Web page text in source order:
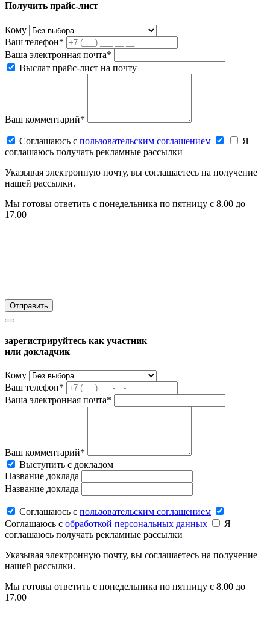
Получить прайс-лист
Кому
Ваш телефон*
Ваша электронная почта*
Выслат прайс-лист на почту
Ваш комментарий*
Соглашаюсь c пользовательским соглашением
Я
соглашаюсь получать рекламные рассылки
Указывая электронную почту, вы соглашаетесь на получение
нашей рассылки.
Мы готовы ответить с понедельника по пятницу с 8.00 до
17.00
зарегистрируйтесь как участник
или докладчик
Кому
Ваш телефон*
Ваша электронная почта*
Ваш комментарий*
Выступить с докладом
Название доклада
Название доклада
Соглашаюсь c пользовательским соглашением
Соглашаюсь c обработкой персональных данных
Я
соглашаюсь получать рекламные рассылки
Указывая электронную почту, вы соглашаетесь на получение
нашей рассылки.
Мы готовы ответить с понедельника по пятницу с 8.00 до
17.00